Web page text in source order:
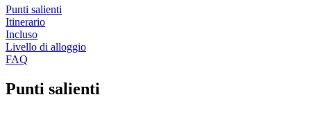
Punti salienti
Itinerario
Incluso
Livello di alloggio
FAQ
Punti salienti